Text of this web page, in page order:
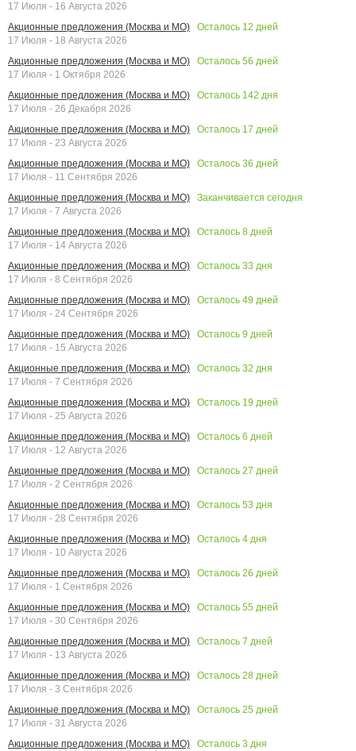
17 Июля - 16 Августа 2026
Акционные предложения (Москва и МО)
Осталось 12 дней
17 Июля - 18 Августа 2026
Акционные предложения (Москва и МО)
Осталось 56 дней
17 Июля - 1 Октября 2026
Акционные предложения (Москва и МО)
Осталось 142 дня
17 Июля - 26 Декабря 2026
Акционные предложения (Москва и МО)
Осталось 17 дней
17 Июля - 23 Августа 2026
Акционные предложения (Москва и МО)
Осталось 36 дней
17 Июля - 11 Сентября 2026
Акционные предложения (Москва и МО)
Заканчивается сегодня
17 Июля - 7 Августа 2026
Акционные предложения (Москва и МО)
Осталось 8 дней
17 Июля - 14 Августа 2026
Акционные предложения (Москва и МО)
Осталось 33 дня
17 Июля - 8 Сентября 2026
Акционные предложения (Москва и МО)
Осталось 49 дней
17 Июля - 24 Сентября 2026
Акционные предложения (Москва и МО)
Осталось 9 дней
17 Июля - 15 Августа 2026
Акционные предложения (Москва и МО)
Осталось 32 дня
17 Июля - 7 Сентября 2026
Акционные предложения (Москва и МО)
Осталось 19 дней
17 Июля - 25 Августа 2026
Акционные предложения (Москва и МО)
Осталось 6 дней
17 Июля - 12 Августа 2026
Акционные предложения (Москва и МО)
Осталось 27 дней
17 Июля - 2 Сентября 2026
Акционные предложения (Москва и МО)
Осталось 53 дня
17 Июля - 28 Сентября 2026
Акционные предложения (Москва и МО)
Осталось 4 дня
17 Июля - 10 Августа 2026
Акционные предложения (Москва и МО)
Осталось 26 дней
17 Июля - 1 Сентября 2026
Акционные предложения (Москва и МО)
Осталось 55 дней
17 Июля - 30 Сентября 2026
Акционные предложения (Москва и МО)
Осталось 7 дней
17 Июля - 13 Августа 2026
Акционные предложения (Москва и МО)
Осталось 28 дней
17 Июля - 3 Сентября 2026
Акционные предложения (Москва и МО)
Осталось 25 дней
17 Июля - 31 Августа 2026
Акционные предложения (Москва и МО)
Осталось 3 дня